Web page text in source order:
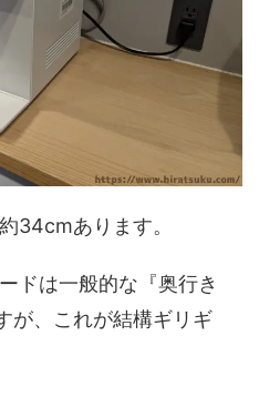
34cmあります。
ドは一般的な『奥行き
が、これが結構ギリギ